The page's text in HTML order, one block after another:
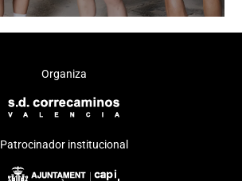
Organiza
Patrocinador institucional